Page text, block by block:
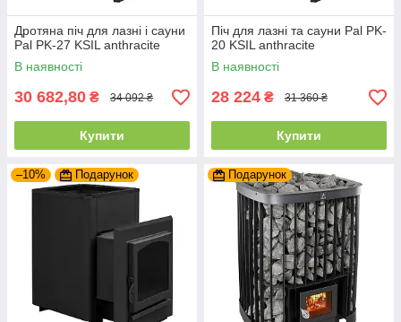
Дротяна піч для лазні і сауни
Pal PK-27 KSIL anthracite
В наявності
30 682,80 ₴ 34 092 ₴
Купити
Піч для лазні та сауни Pal PK-
20 KSIL anthracite
В наявності
28 224 ₴ 31 360 ₴
Купити
–10% Подарунок Подарунок